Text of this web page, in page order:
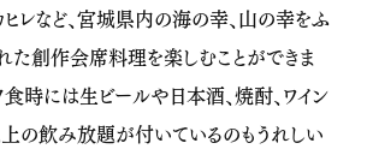
レなど、宮城県内の海の幸、山の幸をふ
た創作会席料理を楽しむことができま
時には生ビールや日本酒、焼酎、ワイン
の飲み放題が付いているのもうれしい